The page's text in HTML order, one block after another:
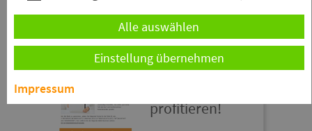
Newsletter
abonnieren
und von
profitieren!
Alle auswählen
Einstellung übernehmen
Impressum